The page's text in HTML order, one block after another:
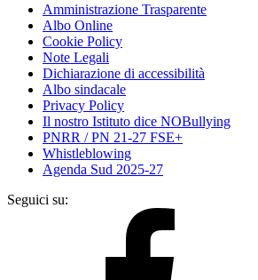
Amministrazione Trasparente
Albo Online
Cookie Policy
Note Legali
Dichiarazione di accessibilità
Albo sindacale
Privacy Policy
Il nostro Istituto dice NOBullying
PNRR / PN 21-27 FSE+
Whistleblowing
Agenda Sud 2025-27
Seguici su: